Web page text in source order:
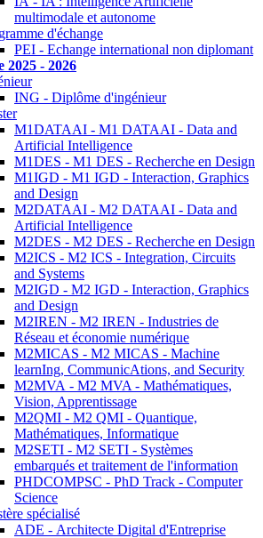
multimodale et autonome
d'échange
PEI - Echange international non diplomant
2025 - 2026
ING - Diplôme d'ingénieur
M1DATAAI - M1 DATAAI - Data and
Artificial Intelligence
M1DES - M1 DES - Recherche en Design
M1IGD - M1 IGD - Interaction, Graphics
and Design
M2DATAAI - M2 DATAAI - Data and
Artificial Intelligence
M2DES - M2 DES - Recherche en Design
M2ICS - M2 ICS - Integration, Circuits
and Systems
M2IGD - M2 IGD - Interaction, Graphics
and Design
M2IREN - M2 IREN - Industries de
Réseau et économie numérique
M2MICAS - M2 MICAS - Machine
learnIng, CommunicAtions, and Security
M2MVA - M2 MVA - Mathématiques,
Vision, Apprentissage
M2QMI - M2 QMI - Quantique,
Mathématiques, Informatique
M2SETI - M2 SETI - Systèmes
embarqués et traitement de l'information
PHDCOMPSC - PhD Track - Computer
Science
spécialisé
ADE - Architecte Digital d'Entreprise